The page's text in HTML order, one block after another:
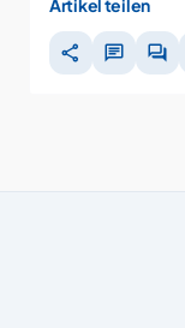
Artikel teilen
share chat forum